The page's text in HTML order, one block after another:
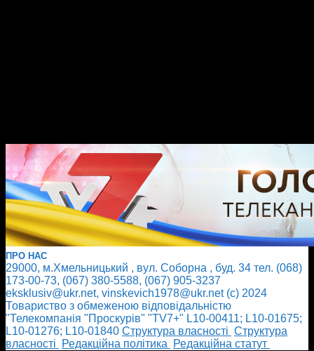
ПРО НАС
29000, м.Хмельницький , вул. Соборна , буд. 34 тел. (068)
173-00-73, (067) 380-5588, (067) 905-3237
eksklusiv@ukr.net, vinskevich1978@ukr.net (с) 2024
Товариство з обмеженою відповідальністю
"Телекомпанія "Проскурів" "TV7+" L10-00411; L10-01675;
L10-01276; L10-01840 Cтруктура власності Cтруктура
власності
Редакційна політика Редакційна статут